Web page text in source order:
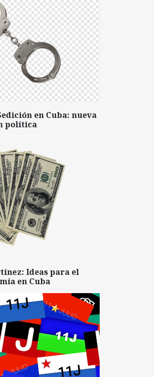
en Cuba: nueva
política
Ideas para el
en Cuba